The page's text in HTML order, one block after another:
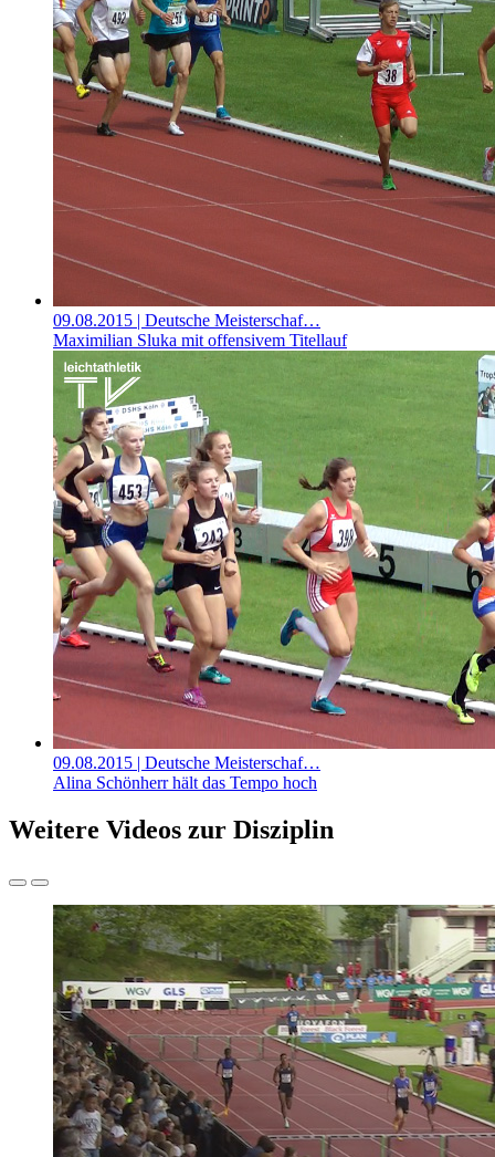
09.08.2015 | Deutsche Meisterschaf…
Maximilian Sluka mit offensivem Titellauf
09.08.2015 | Deutsche Meisterschaf…
Alina Schönherr hält das Tempo hoch
Weitere Videos zur Disziplin